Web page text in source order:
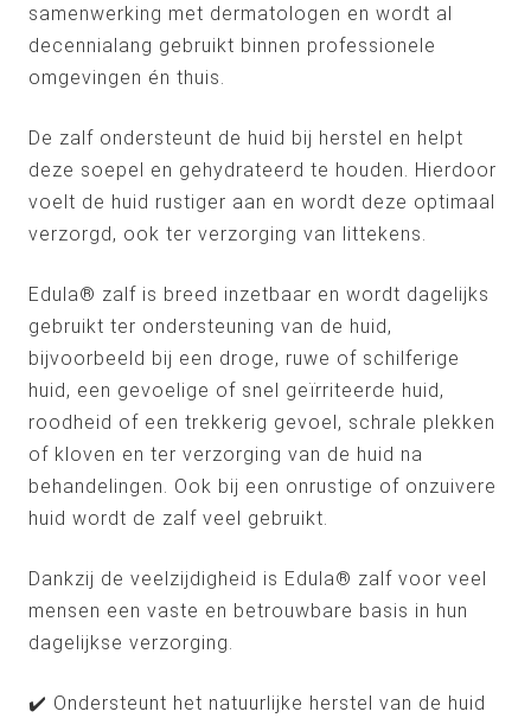
samenwerking met dermatologen en wordt al
decennialang gebruikt binnen professionele
omgevingen én thuis.
De zalf ondersteunt de huid bij herstel en helpt
deze soepel en gehydrateerd te houden. Hierdoor
voelt de huid rustiger aan en wordt deze optimaal
verzorgd, ook ter verzorging van littekens.
Edula® zalf is breed inzetbaar en wordt dagelijks
gebruikt ter ondersteuning van de huid,
bijvoorbeeld bij een droge, ruwe of schilferige
huid, een gevoelige of snel geïrriteerde huid,
roodheid of een trekkerig gevoel, schrale plekken
of kloven en ter verzorging van de huid na
behandelingen. Ook bij een onrustige of onzuivere
huid wordt de zalf veel gebruikt.
Dankzij de veelzijdigheid is Edula® zalf voor veel
mensen een vaste en betrouwbare basis in hun
dagelijkse verzorging.
✔️ Ondersteunt het natuurlijke herstel van de huid